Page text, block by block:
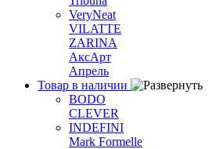
VeryNeat
VILATTE
ZARINA
АксАрт
Апрель
Товар в наличии
BODO
CLEVER
INDEFINI
Mark Formelle